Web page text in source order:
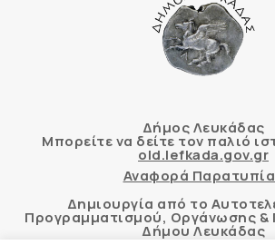
Δήμος Λευκάδας
Μπορείτε να δείτε τον παλιό
old.lefkada.gov.gr
Αναφορά
Δημιουργία από το
Προγραμματισμού, Οργάνωσης &
Δήμου Λευκάδας